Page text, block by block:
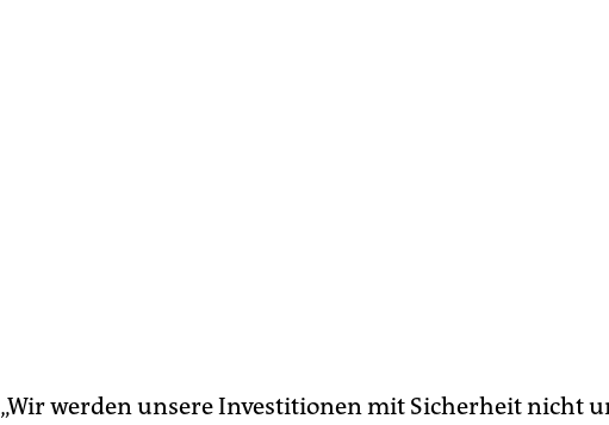
„Wir werden unsere Investitionen mit Sicherheit nicht